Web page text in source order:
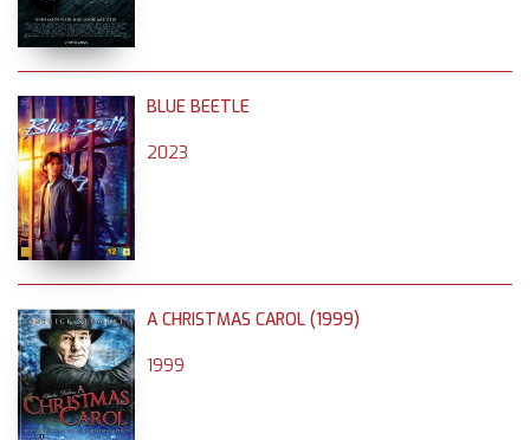
BLUE BEETLE
2023
A CHRISTMAS CAROL (1999)
1999